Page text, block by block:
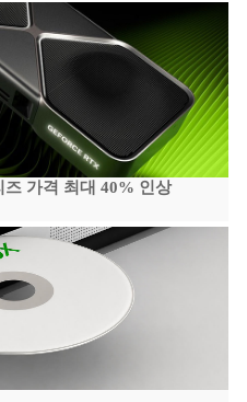
가격 최대 40% 인상